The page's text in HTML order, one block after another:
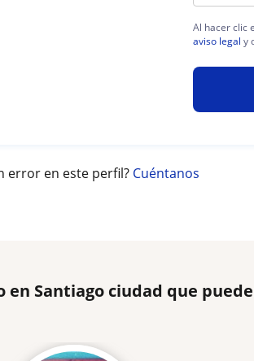
Al hacer clic
aviso legal y
error en este perfil? Cuéntanos
Santiago ciudad que